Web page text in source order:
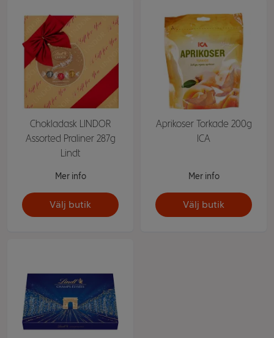
Chokladask LINDOR
Assorted Praliner 287g
Lindt
Mer info
Välj butik
Aprikoser Torkade 200g
ICA
Mer info
Välj butik